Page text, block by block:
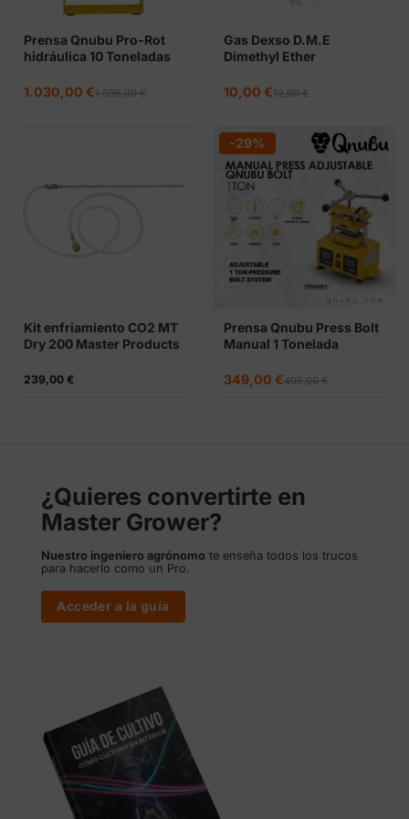
Prensa Qnubu Pro-Rot
hidráulica 10 Toneladas
1.395,00€
El
precio
1.030,00 €
El
precio
Gas Dexso D.M.E
Dimethyl Ether
12,00€
El
precio
12,00 €.
10,00 €
El
precio
10,00 €.
Kit enfriamiento CO2 MT
Dry 200 Master Products
239,00 €
-29%
Prensa Qnubu Press Bolt
Manual 1 Tonelada
495,00€
El
precio
349,00 €
El
precio
¿Quieres convertirte en
Master Grower?
Nuestro ingeniero agrónomo te enseña todos los trucos
para hacerlo como un Pro.
Acceder a la guía